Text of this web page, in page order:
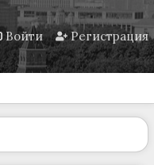
Войти Регистрация